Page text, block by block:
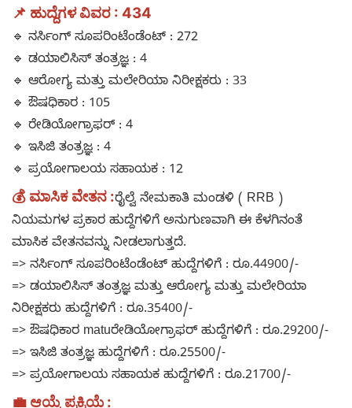
📌 ಹುದ್ದೆಗಳ ವಿವರ : 434
🔹 ನರ್ಸಿಂಗ್ ಸೂಪರಿಂಟೆಂಡೆಂಟ್ : 272
🔹 ಡಯಾಲಿಸಿಸ್ ತಂತ್ರಜ್ಞ : 4
🔹 ಆರೋಗ್ಯ ಮತ್ತು ಮಲೇರಿಯಾ ನಿರೀಕ್ಷಕರು : 33
🔹 ಔಷಧಿಕಾರ : 105
🔹 ರೇಡಿಯೋಗ್ರಾಫರ್ : 4
🔹 ಇಸಿಜಿ ತಂತ್ರಜ್ಞ : 4
🔹 ಪ್ರಯೋಗಾಲಯ ಸಹಾಯಕ : 12
💰 ಮಾಸಿಕ ವೇತನ :ರೈಲ್ವೆ ನೇಮಕಾತಿ ಮಂಡಳಿ ( RRB )
ನಿಯಮಗಳ ಪ್ರಕಾರ ಹುದ್ದೆಗಳಿಗೆ ಅನುಗುಣವಾಗಿ ಈ ಕೆಳಗಿನಂತೆ
ಮಾಸಿಕ ವೇತನವನ್ನು ನೀಡಲಾಗುತ್ತದೆ.
=> ನರ್ಸಿಂಗ್ ಸೂಪರಿಂಟೆಂಡೆಂಟ್ ಹುದ್ದೆಗಳಿಗೆ : ರೂ.44900/-
=> ಡಯಾಲಿಸಿಸ್ ತಂತ್ರಜ್ಞ ಮತ್ತು ಆರೋಗ್ಯ ಮತ್ತು ಮಲೇರಿಯಾ
ನಿರೀಕ್ಷಕರು ಹುದ್ದೆಗಳಿಗೆ : ರೂ.35400/-
=> ಔಷಧಿಕಾರ matuರೇಡಿಯೋಗ್ರಾಫರ್ ಹುದ್ದೆಗಳಿಗೆ : ರೂ.29200/-
=> ಇಸಿಜಿ ತಂತ್ರಜ್ಞ ಹುದ್ದೆಗಳಿಗೆ : ರೂ.25500/-
=> ಪ್ರಯೋಗಾಲಯ ಸಹಾಯಕ ಹುದ್ದೆಗಳಿಗೆ : ರೂ.21700/-
💼 ಆಯ್ಕೆ ಪ್ರಕ್ರಿಯೆ :